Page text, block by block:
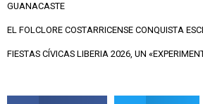
GUANACASTE
EL FOLCLORE COSTARRICENSE CONQUISTA
FIESTAS CÍVICAS LIBERIA 2026, UN